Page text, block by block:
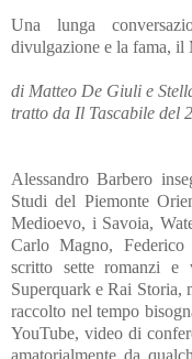
Una lunga
divulgazione e la fama, il
di Matteo De Giuli e
tratto da Il Tascabile del
Alessandro Barbero
Studi del Piemonte
Medioevo, i Savoia,
Carlo Magno,
scritto sette romanzi e
Superquark e Rai Storia,
raccolto nel tempo
YouTube, video di
amatorialmente da